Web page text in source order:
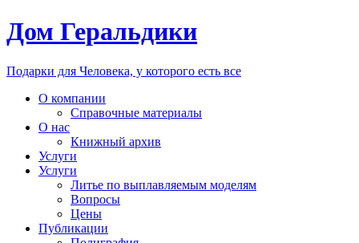
Дом Геральдики
Подарки для Человека, у которого есть все
О компании
Справочные материалы
О нас
Книжный архив
Услуги
Услуги
Литье по выплавляемым моделям
Вопросы
Цены
Публикации